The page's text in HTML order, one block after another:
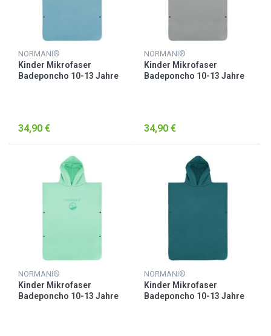
NORMANI®
Kinder Mikrofaser
Badeponcho 10-13 Jahre
34,90 €
NORMANI®
Kinder Mikrofaser
Badeponcho 10-13 Jahre
34,90 €
NORMANI®
Kinder Mikrofaser
Badeponcho 10-13 Jahre
NORMANI®
Kinder Mikrofaser
Badeponcho 10-13 Jahre